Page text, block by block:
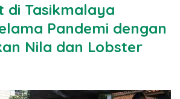
di Tasikmalaya
Pandemi dengan
Nila dan Lobster